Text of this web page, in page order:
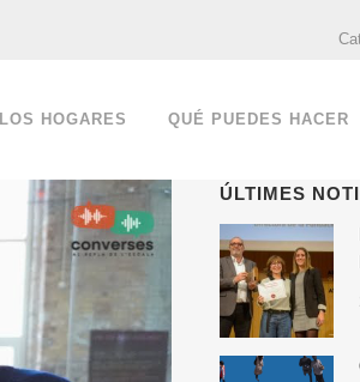
LOS HOGARES QUÉ PUEDES HACER
ÚLTIMES